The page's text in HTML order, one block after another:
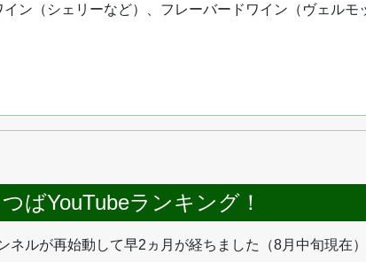
ン（シェリーなど）、フレーバードワイン（ヴェル
ばYouTubeランキング！
ネルが再始動して早2ヵ月が経ちました（8月中旬現在